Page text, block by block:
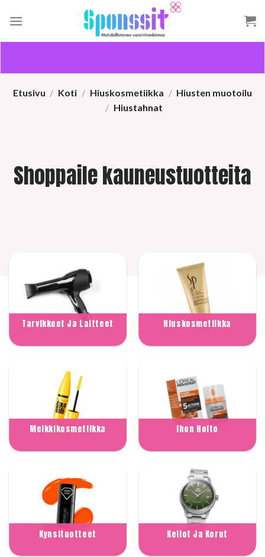
Etusivu / Koti / Hiuskosmetiikka / Hiusten muotoilu
/ Hiustahnat
Shoppaile kauneustuotteita
Tarvikkeet Ja Laitteet Hiuskosmetiikka
Meikkikosmetiikka Ihon Hoito
Kynsituotteet Kellot Ja Korut